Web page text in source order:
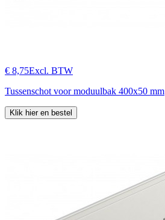
€ 8,75Excl. BTW
Tussenschot voor moduulbak 400x50 mm
Klik hier en bestel